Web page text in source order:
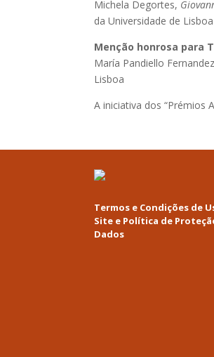
Michela Degortes,
da Universidade de Lisboa
Menção honrosa para
María Pandiello
Lisboa
A iniciativa dos “Prémios
Termos e Condições de
Site e Política de
Dados